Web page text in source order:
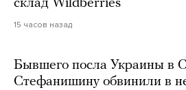
склад Wildberries
15 часов назад
Бывшего посла Украины в
Стефанишину обвинили в